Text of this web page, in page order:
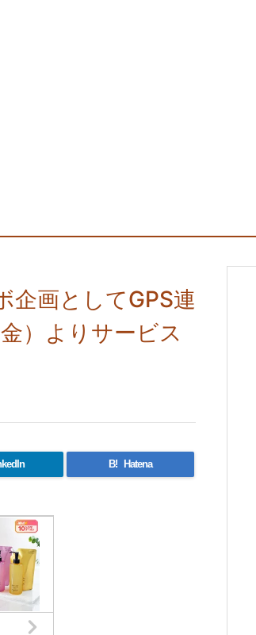
企画としてGPS連
）よりサービス
B! Hatena